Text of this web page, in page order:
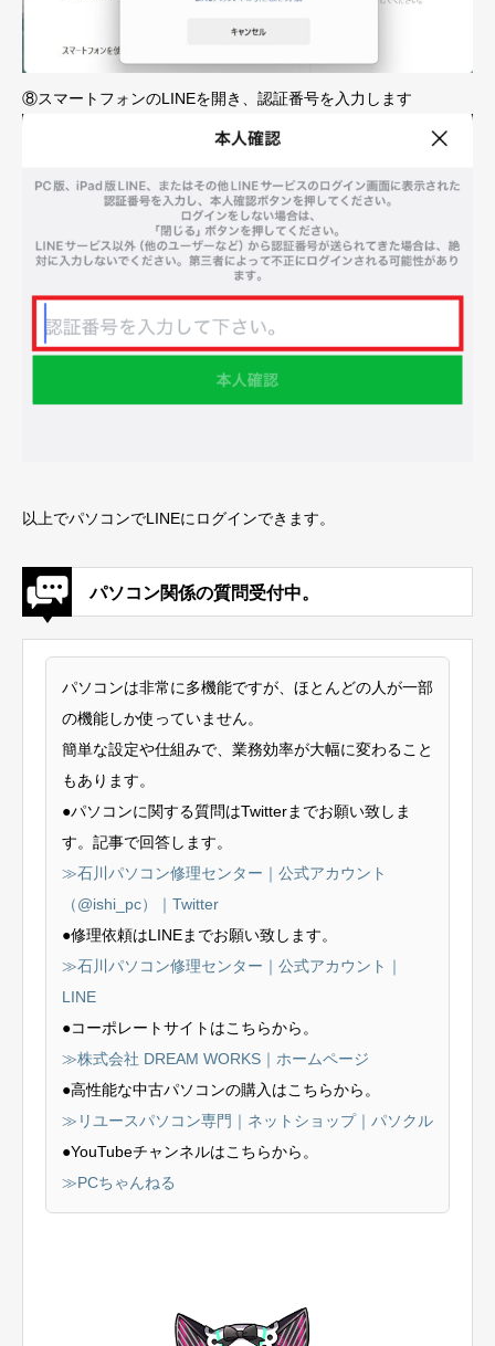
⑧スマートフォンのLINEを開き、認証番号を入力します
以上でパソコンでLINEにログインできます。
パソコン関係の質問受付中。
パソコンは非常に多機能ですが、ほとんどの人が一部
の機能しか使っていません。
簡単な設定や仕組みで、業務効率が大幅に変わること
もあります。
●パソコンに関する質問はTwitterまでお願い致しま
す。記事で回答します。
≫石川パソコン修理センター｜公式アカウント
（@ishi_pc）｜Twitter
●修理依頼はLINEまでお願い致します。
≫石川パソコン修理センター｜公式アカウント｜
LINE
●コーポレートサイトはこちらから。
≫株式会社 DREAM WORKS｜ホームページ
●高性能な中古パソコンの購入はこちらから。
≫リユースパソコン専門｜ネットショップ｜パソクル
●YouTubeチャンネルはこちらから。
≫PCちゃんねる